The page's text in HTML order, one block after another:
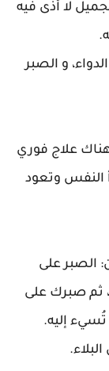
لا أذى فيه
و الصبر
علاج فوري
النفس وتعود
الصبر على
ثم صبرك على
إليه.